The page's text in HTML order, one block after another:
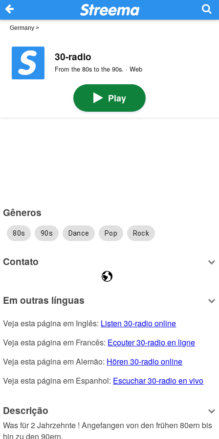
Germany >
30-radio
From the 80s to the 90s. · Web
Play
Gêneros
80s 90s Dance Pop Rock
Contato
Em outras línguas
Veja esta página em Inglês: Listen 30-radio online
Veja esta página em Francês: Ecouter 30-radio en ligne
Veja esta página em Alemão: Hören 30-radio online
Veja esta página em Espanhol: Escuchar 30-radio en vivo
Descrição
Was für 2 Jahrzehnte ! Angefangen von den frühen 80ern bis
hin zu den 90ern.